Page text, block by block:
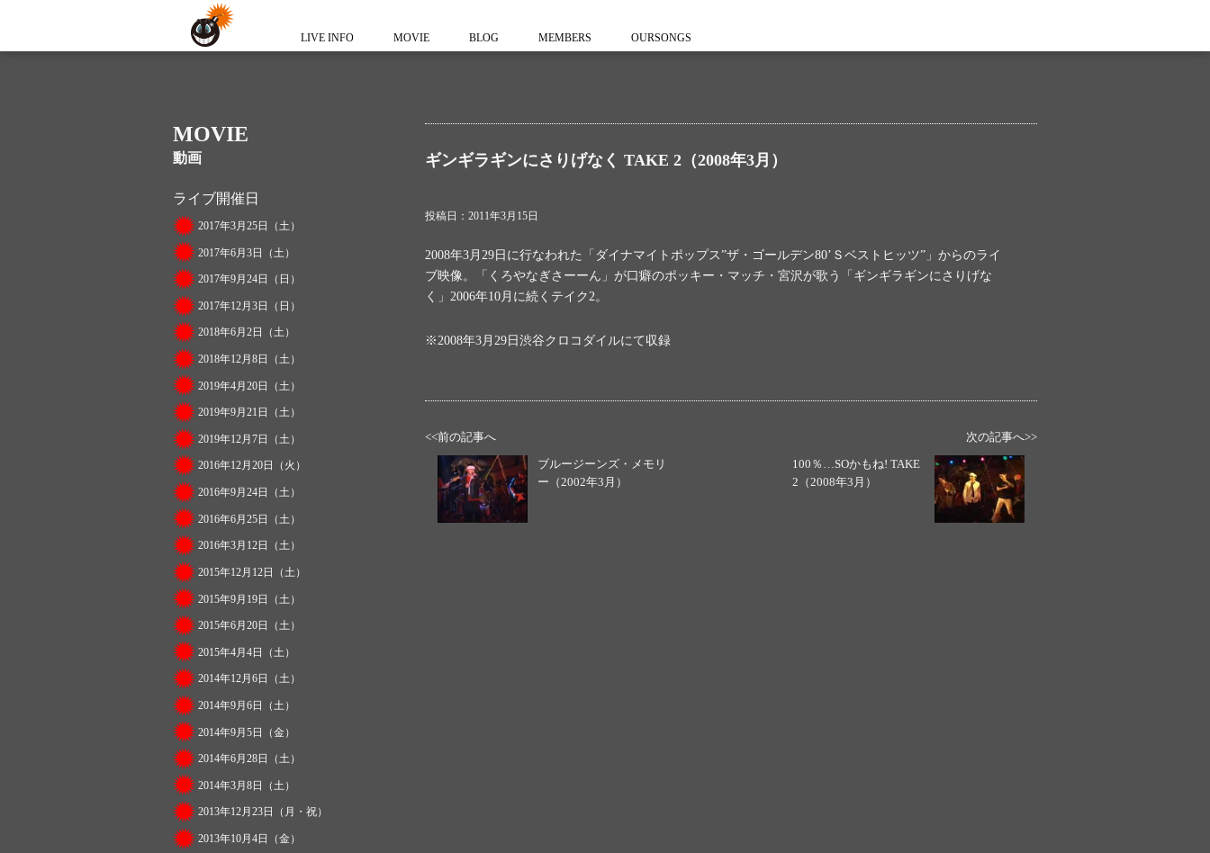
LIVE INFO MOVIE BLOG MEMBERS OURSONGS
MOVIE
動画
ライブ開催日
2017年3月25日（土）
2017年6月3日（土）
2017年9月24日（日）
2017年12月3日（日）
2018年6月2日（土）
2018年12月8日（土）
2019年4月20日（土）
2019年9月21日（土）
2019年12月7日（土）
2016年12月20日（火）
2016年9月24日（土）
2016年6月25日（土）
2016年3月12日（土）
2015年12月12日（土）
2015年9月19日（土）
2015年6月20日（土）
2015年4月4日（土）
2014年12月6日（土）
2014年9月6日（土）
2014年9月5日（金）
2014年6月28日（土）
2014年3月8日（土）
2013年12月23日（月・祝）
2013年10月4日（金）
ギンギラギンにさりげなく TAKE 2（2008年3月）
投稿日：2011年3月15日
2008年3月29日に行なわれた「ダイナマイトポップス”ザ・ゴールデン80’Ｓベストヒッツ”」からのライ
ブ映像。「くろやなぎさーーん」が口癖のポッキー・マッチ・宮沢が歌う「ギンギラギンにさりげな
く」2006年10月に続くテイク2。
※2008年3月29日渋谷クロコダイルにて収録
<<前の記事へ
ブルージーンズ・メモリ
ー（2002年3月）
次の記事へ>>
100％…SOかもね! TAKE
2（2008年3月）